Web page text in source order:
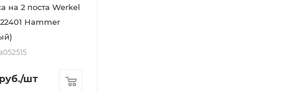
на 2 поста Werkel
Hammer
руб./шт